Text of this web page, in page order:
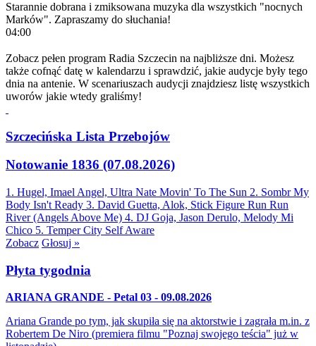
Starannie dobrana i zmiksowana muzyka dla wszystkich "nocnych
Marków". Zapraszamy do słuchania!
04:00
Zobacz pełen program Radia Szczecin na najbliższe dni. Możesz
także cofnąć datę w kalendarzu i sprawdzić, jakie audycje były tego
dnia na antenie. W scenariuszach audycji znajdziesz listę wszystkich
uworów jakie wtedy graliśmy!
Szczecińska Lista Przebojów
Notowanie 1836 (07.08.2026)
1. Hugel, Imael Angel, Ultra Nate Movin' To The Sun 2. Sombr My
Body Isn't Ready 3. David Guetta, Alok, Stick Figure Run Run
River (Angels Above Me) 4. DJ Goja, Jason Derulo, Melody Mi
Chico 5. Temper City Self Aware
Zobacz Głosuj »
Płyta tygodnia
ARIANA GRANDE - Petal 03 - 09.08.2026
Ariana Grande po tym, jak skupiła się na aktorstwie i zagrała m.in. z
Robertem De Niro (premiera filmu "Poznaj swojego teścia" już w